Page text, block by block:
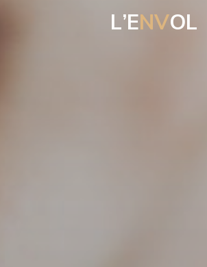
L’ENVOL